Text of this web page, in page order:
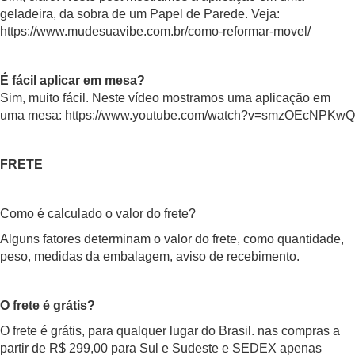
geladeira, da sobra de um Papel de Parede. Veja:
https://www.mudesuavibe.com.br/como-reformar-movel/
É fácil aplicar em mesa?
Sim, muito fácil. Neste vídeo mostramos uma aplicação em
uma mesa: https://www.youtube.com/watch?v=smzOEcNPKwQ
FRETE
Como é calculado o valor do frete?
Alguns fatores determinam o valor do frete, como quantidade,
peso, medidas da embalagem, aviso de recebimento.
O frete é grátis?
O frete é grátis, para qualquer lugar do Brasil. nas compras a
partir de R$ 299,00 para Sul e Sudeste e SEDEX apenas